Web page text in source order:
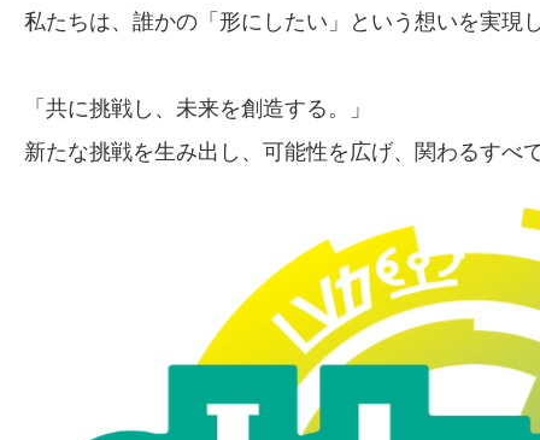
私たちは、誰かの「形にしたい」という想いを実現
「共に挑戦し、未来を創造する。」
新たな挑戦を生み出し、可能性を広げ、関わるすべ